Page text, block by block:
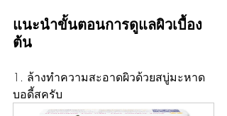
แนะนำขั้นตอนการดูแลผิวเบื้อง
ต้น
1. ล้างทำความสะอาดผิวด้วยสบู่มะหาด
บอดี้สครับ